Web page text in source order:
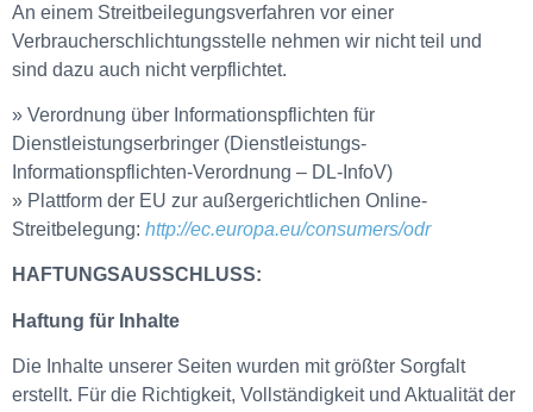
An einem Streitbeilegungsverfahren vor einer
Verbraucherschlichtungsstelle nehmen wir nicht teil und
sind dazu auch nicht verpflichtet.
» Verordnung über Informationspflichten für
Dienstleistungserbringer (Dienstleistungs-
Informationspflichten-Verordnung – DL-InfoV)
» Plattform der EU zur außergerichtlichen Online-
Streitbelegung: http://ec.europa.eu/consumers/odr
HAFTUNGSAUSSCHLUSS:
Haftung für Inhalte
Die Inhalte unserer Seiten wurden mit größter Sorgfalt
erstellt. Für die Richtigkeit, Vollständigkeit und Aktualität der